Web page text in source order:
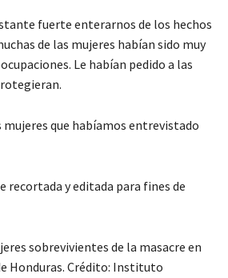
fuerte enterarnos de los hechos
de las mujeres habían sido muy
Le habían pedido a las
mujeres que habíamos entrevistado
recortada y editada para fines de
sobrevivientes de la masacre en
Honduras. Crédito: Instituto